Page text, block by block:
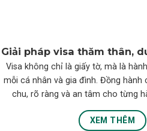
Giải pháp visa thăm thân,
Visa không chỉ là giấy tờ, mà là
mỗi cá nhân và gia đình. Đồng hành
chu, rõ ràng và an tâm cho từng
XEM THÊM